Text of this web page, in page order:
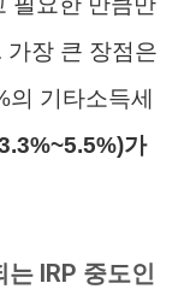
가장 큰 장점은
의 기타소득세
가
IRP 중도인